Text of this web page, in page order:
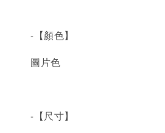
-【顏色】
圖片色
-【尺寸】